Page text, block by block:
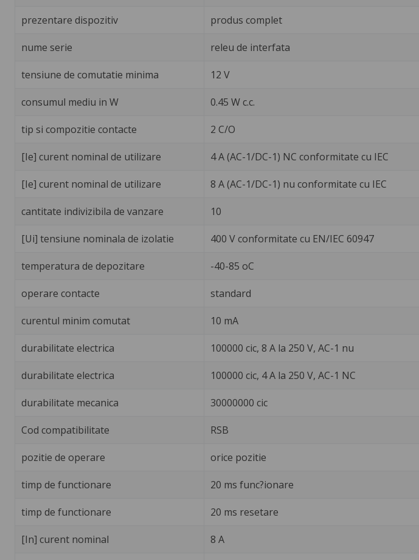
prezentare dispozitiv produs complet
nume serie releu de interfata
tensiune de comutatie minima 12 V
consumul mediu in W 0.45 W c.c.
tip si compozitie contacte 2 C/O
[Ie] curent nominal de utilizare 4 A (AC-1/DC-1) NC conformitate cu IEC
[Ie] curent nominal de utilizare 8 A (AC-1/DC-1) nu conformitate cu IEC
cantitate indivizibila de vanzare 10
[Ui] tensiune nominala de izolatie 400 V conformitate cu EN/IEC 60947
temperatura de depozitare -40-85 oC
operare contacte standard
curentul minim comutat 10 mA
durabilitate electrica 100000 cic, 8 A la 250 V, AC-1 nu
durabilitate electrica 100000 cic, 4 A la 250 V, AC-1 NC
durabilitate mecanica 30000000 cic
Cod compatibilitate RSB
pozitie de operare orice pozitie
timp de functionare 20 ms func?ionare
timp de functionare 20 ms resetare
[In] curent nominal 8 A